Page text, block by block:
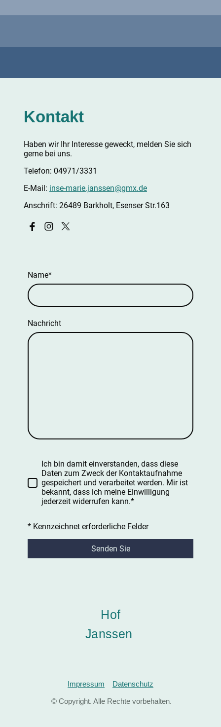
Kontakt
Haben wir Ihr Interesse geweckt, melden Sie sich
gerne bei uns.
Telefon: 04971/3331
E-Mail: inse-marie.janssen@gmx.de
Anschrift: 26489 Barkholt, Esenser Str.163
Name*
Nachricht
Ich bin damit einverstanden, dass diese
Daten zum Zweck der Kontaktaufnahme
gespeichert und verarbeitet werden. Mir ist
bekannt, dass ich meine Einwilligung
jederzeit widerrufen kann.*
* Kennzeichnet erforderliche Felder
Senden Sie
Hof
Janssen
Impressum Datenschutz
© Copyright. Alle Rechte vorbehalten.